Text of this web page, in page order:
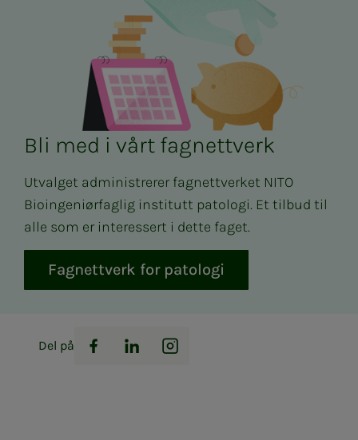
Bli med i vårt fagnettverk
Utvalget administrerer fagnettverket NITO
Bioingeniørfaglig institutt patologi. Et tilbud til
alle som er interessert i dette faget.
Fagnettverk for patologi
Del på
Facebook
LinkedInInstagram